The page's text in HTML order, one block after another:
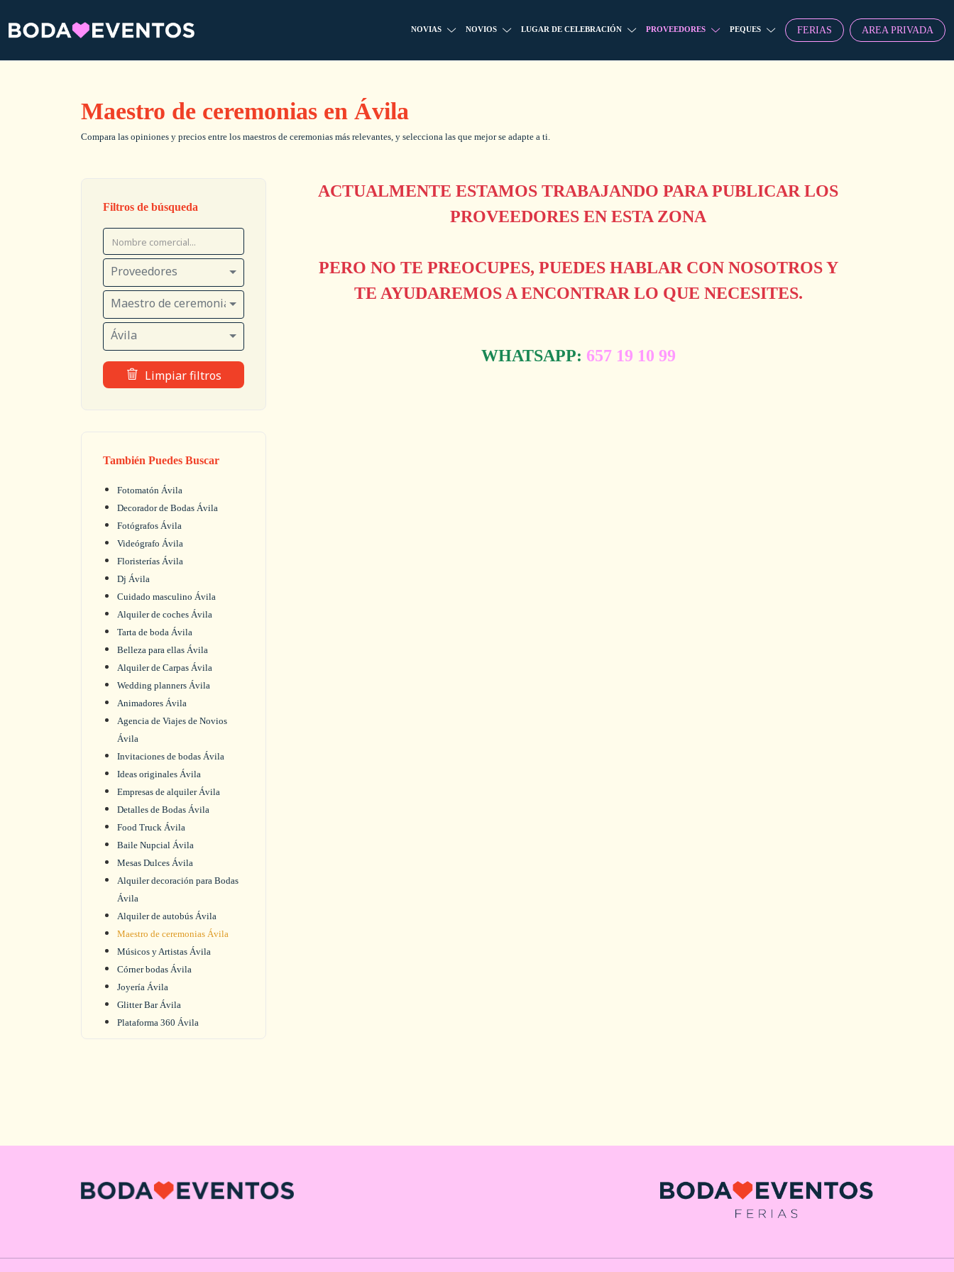
NOVIAS NOVIOS LUGAR DE CELEBRACIÓN PROVEEDORES PEQUES FERIAS AREA PRIVADA
Maestro de ceremonias en Ávila
Compara las opiniones y precios entre los maestros de ceremonias más relevantes, y selecciona las que mejor se adapte a ti.
Filtros de búsqueda
Proveedores
Maestro de ceremonias
Ávila
Limpiar filtros
También Puedes Buscar
Fotomatón Ávila
Decorador de Bodas Ávila
Fotógrafos Ávila
Videógrafo Ávila
Floristerías Ávila
Dj Ávila
Cuidado masculino Ávila
Alquiler de coches Ávila
Tarta de boda Ávila
Belleza para ellas Ávila
Alquiler de Carpas Ávila
Wedding planners Ávila
Animadores Ávila
Agencia de Viajes de Novios
Ávila
Invitaciones de bodas Ávila
Ideas originales Ávila
Empresas de alquiler Ávila
Detalles de Bodas Ávila
Food Truck Ávila
Baile Nupcial Ávila
Mesas Dulces Ávila
Alquiler decoración para Bodas
Ávila
Alquiler de autobús Ávila
Maestro de ceremonias Ávila
Músicos y Artistas Ávila
Córner bodas Ávila
Joyería Ávila
Glitter Bar Ávila
Plataforma 360 Ávila
ACTUALMENTE ESTAMOS TRABAJANDO PARA PUBLICAR LOS
PROVEEDORES EN ESTA ZONA
PERO NO TE PREOCUPES, PUEDES HABLAR CON NOSOTROS Y
TE AYUDAREMOS A ENCONTRAR LO QUE NECESITES.
WHATSAPP: 657 19 10 99